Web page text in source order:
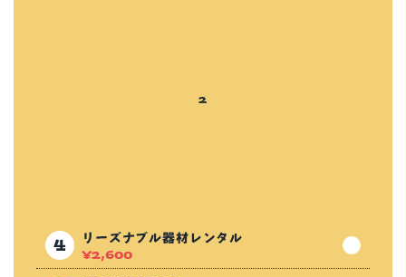
リーズナブル器材レンタル
¥2,600